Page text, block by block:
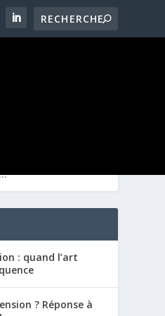
: quand l’art
? Réponse à